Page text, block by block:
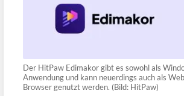
Der HitPaw Edimakor gibt es sowohl als
Anwendung und kann neuerdings auch als
Browser genutzt werden. (Bild: HitPaw)